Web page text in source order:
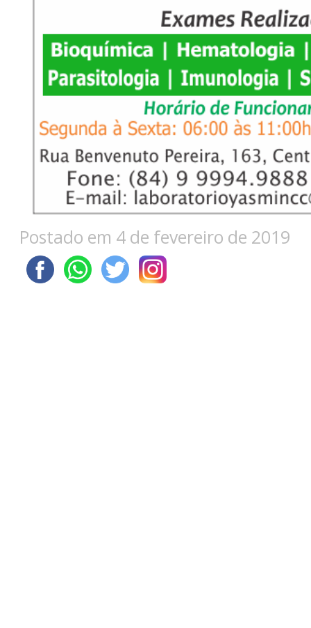
Postado em 4 de fevereiro de 2019